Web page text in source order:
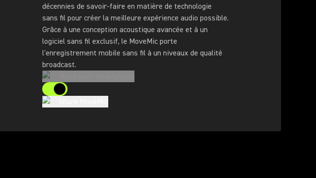
décennies de savoir-faire en matière de technologie
sans fil pour créer la meilleure expérience audio possible.
Grâce à une conception acoustique avancée et à un
logiciel sans fil exclusif, le MoveMic porte
l'enregistrement mobile sans fil à un niveaux de qualité
broadcast.